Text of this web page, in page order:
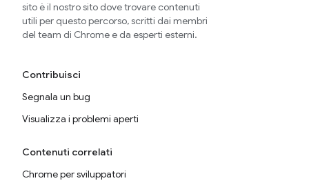
sito è il nostro sito dove trovare contenuti
utili per questo percorso, scritti dai membri
del team di Chrome e da esperti esterni.
Contribuisci
Segnala un bug
Visualizza i problemi aperti
Contenuti correlati
Chrome per sviluppatori